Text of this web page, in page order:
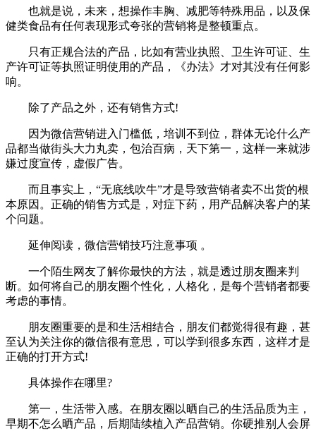
也就是说，未来，想操作丰胸、减肥等特殊用品，以及保
健类食品有任何表现形式夸张的营销将是整顿重点。
只有正规合法的产品，比如有营业执照、卫生许可证、生
产许可证等执照证明使用的产品，《办法》才对其没有任何影
响。
除了产品之外，还有销售方式!
因为微信营销进入门槛低，培训不到位，群体无论什么产
品都当做街头大力丸卖，包治百病，天下第一，这样一来就涉
嫌过度宣传，虚假广告。
而且事实上，“无底线吹牛”才是导致营销者卖不出货的根
本原因。正确的销售方式是，对症下药，用产品解决客户的某
个问题。
延伸阅读，微信营销技巧注意事项 。
一个陌生网友了解你最快的方法，就是透过朋友圈来判
断。如何将自己的朋友圈个性化，人格化，是每个营销者都要
考虑的事情。
朋友圈重要的是和生活相结合，朋友们都觉得很有趣，甚
至认为关注你的微信很有意思，可以学到很多东西，这样才是
正确的打开方式!
具体操作在哪里?
第一，生活带入感。在朋友圈以晒自己的生活品质为主，
早期不怎么晒产品，后期陆续植入产品营销。你硬推别人会屏